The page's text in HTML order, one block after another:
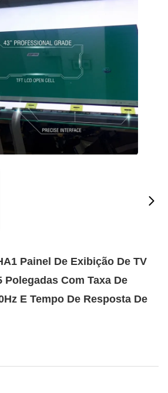
Painel De Exibição De TV
Polegadas Com Taxa De
E Tempo De Resposta De